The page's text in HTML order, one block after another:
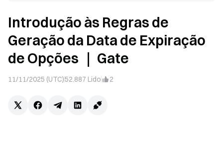
Introdução às Regras de
Geração da Data de Expiração
de Opções ｜ Gate
11/11/2025 (UTC)52.887 Lido 2